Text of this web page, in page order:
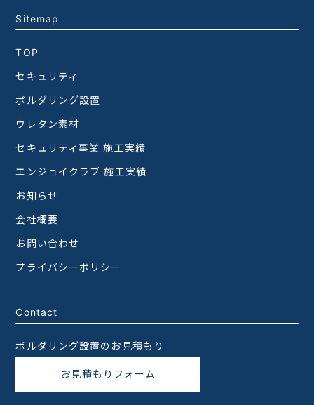
Sitemap
TOP
セキュリティ
ボルダリング設置
ウレタン素材
セキュリティ事業 施工実績
エンジョイクラブ 施工実績
お知らせ
会社概要
お問い合わせ
プライバシーポリシー
Contact
ボルダリング設置のお見積もり
お見積もりフォーム